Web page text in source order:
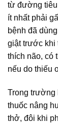
từ đường
ít nhất phải
bệnh đã
giật trước khi
thích não, có
nếu do thiếu
Trong trường
thuốc nâng
thở, đôi khi